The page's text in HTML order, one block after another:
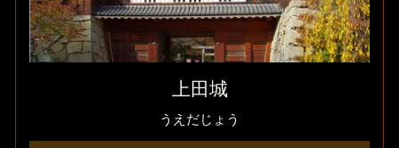
上田城
うえだじょう